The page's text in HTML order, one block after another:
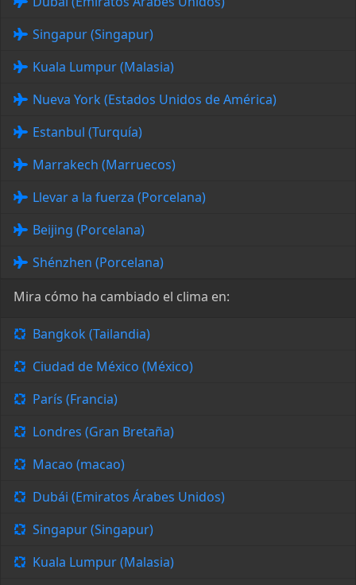
Singapur (Singapur)
Kuala Lumpur (Malasia)
Nueva York (Estados Unidos de América)
Estanbul (Turquía)
Marrakech (Marruecos)
Llevar a la fuerza (Porcelana)
Beijing (Porcelana)
Shénzhen (Porcelana)
Mira cómo ha cambiado el clima en:
Bangkok (Tailandia)
Ciudad de México (México)
París (Francia)
Londres (Gran Bretaña)
Macao (macao)
Dubái (Emiratos Árabes Unidos)
Singapur (Singapur)
Kuala Lumpur (Malasia)